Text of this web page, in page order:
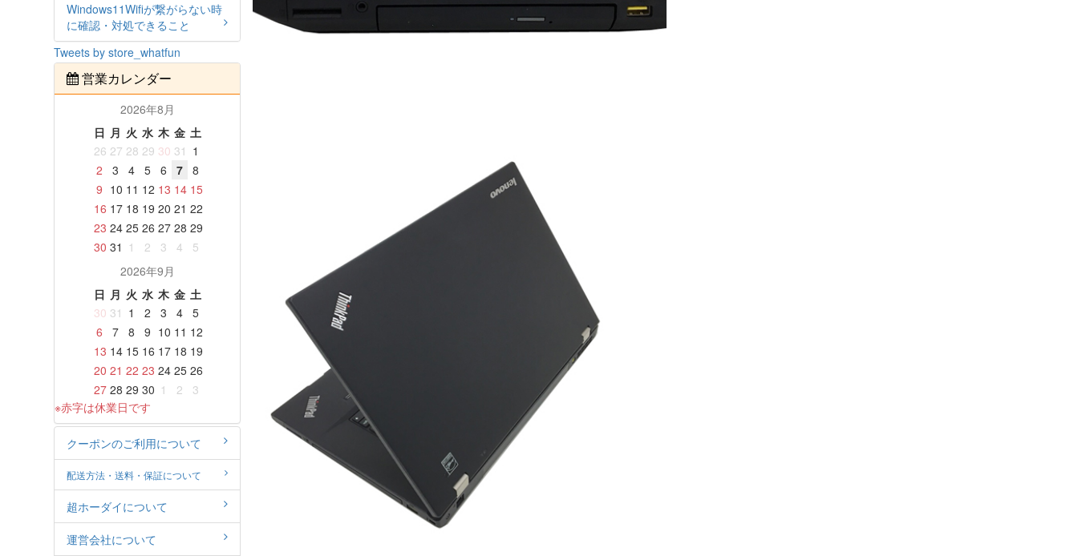
Windows11Wifiが繋がらない時
に確認・対処できること
Tweets by store_whatfun
営業カレンダー
2026年8月
日 月 火 水 木 金 土
26 27 28 29 30 31 1
2
3 4 5 6 7
8
9 10 11 12 13 14 15
16 17 18 19 20 21 22
23 24 25 26 27 28 29
30 31 1 2 3 4
5
2026年9月
日 月 火 水 木 金 土
30 31 1 2 3 4
5
6
7 8 9 10 11 12
13 14 15 16 17 18 19
20 21 22 23 24 25 26
27 28 29 30 1 2
3
※赤字は休業日です
クーポンのご利用について
配送方法・送料・保証について
超ホーダイについて
運営会社について